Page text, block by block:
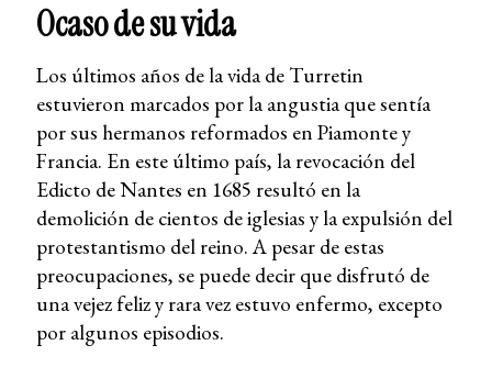
Ocaso de su vida
Los últimos años de la vida de Turretin
estuvieron marcados por la angustia que sentía
por sus hermanos reformados en Piamonte y
Francia. En este último país, la revocación del
Edicto de Nantes en 1685 resultó en la
demolición de cientos de iglesias y la expulsión del
protestantismo del reino. A pesar de estas
preocupaciones, se puede decir que disfrutó de
una vejez feliz y rara vez estuvo enfermo, excepto
por algunos episodios.